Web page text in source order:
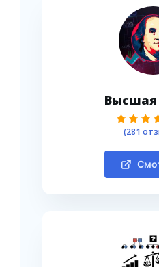
Высшая
(281